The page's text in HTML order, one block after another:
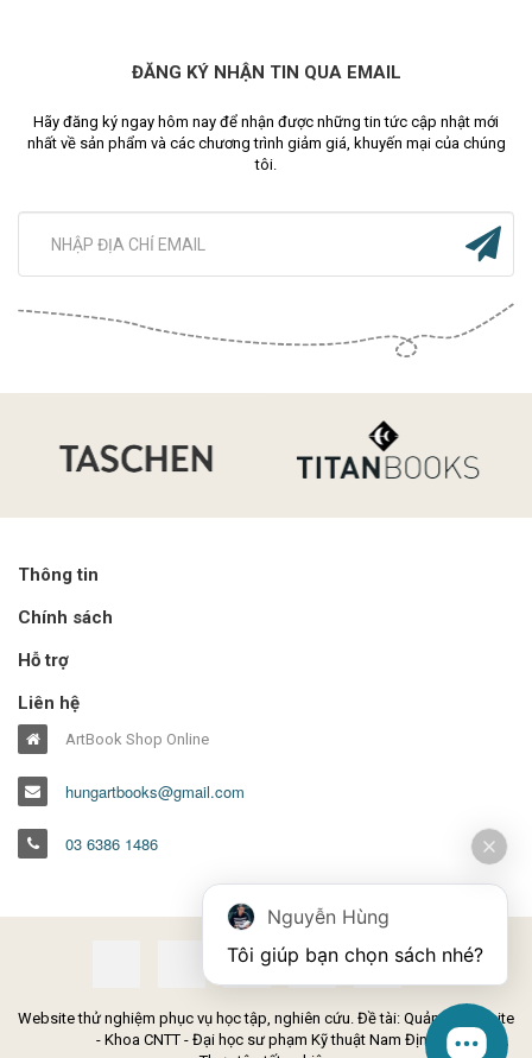
ĐĂNG KÝ NHẬN TIN QUA EMAIL
Hãy đăng ký ngay hôm nay để nhận được những tin tức cập nhật mới
nhất về sản phẩm và các chương trình giảm giá, khuyến mại của chúng
tôi.
Thông tin
Chính sách
Hỗ trợ
Liên hệ
ArtBook Shop Online
hungartbooks@gmail.com
03 6386 1486
Website thử nghiệm phục vụ học tập, nghiên cứu. Đề tài: Quản lý Website
- Khoa CNTT - Đại học sư phạm Kỹ thuật Nam Định
Nguyễn Hùng
Tôi giúp bạn chọn sách nhé?